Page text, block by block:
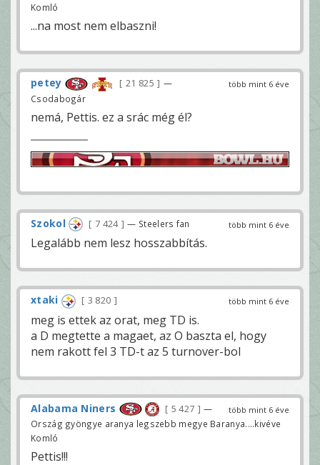
Komló
...na most nem elbaszni!
több mint 6 éve
petey 21 825
—
Csodabogár
nemá, Pettis. ez a srác még él?
több mint 6 éve
Szokol 7 424 — Steelers fan
Legalább nem lesz hosszabbítás.
több mint 6 éve
xtaki 3 820
meg is ettek az orat, meg TD is.
a D megtette a magaet, az O baszta el, hogy
nem rakott fel 3 TD-t az 5 turnover-bol
több mint 6 éve
Alabama Niners 5 427
—
Ország gyöngye aranya legszebb megye Baranya....kivéve
Komló
Pettis!!!